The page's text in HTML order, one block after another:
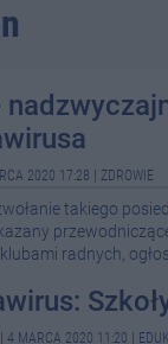
2020 17:28 ZDROWIE
takiego
radnych,
4 MARCA 2020 11:20